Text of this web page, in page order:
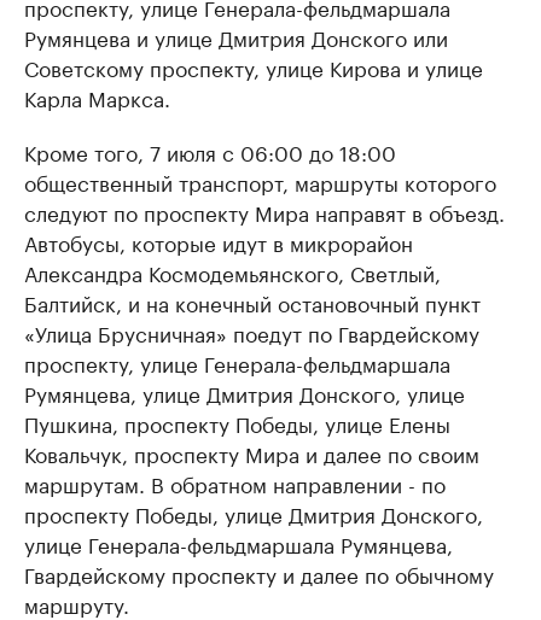
Румянцева и улице Дмитрия Донского или
Советскому проспекту, улице Кирова и улице
Карла Маркса.
Кроме того, 7 июля с 06:00 до 18:00
общественный транспорт, маршруты которого
следуют по проспекту Мира направят в объезд.
Автобусы, которые идут в микрорайон
Александра Космодемьянского, Светлый,
Балтийск, и на конечный остановочный пункт
«Улица Брусничная» поедут по Гвардейскому
проспекту, улице Генерала-фельдмаршала
Румянцева, улице Дмитрия Донского, улице
Пушкина, проспекту Победы, улице Елены
Ковальчук, проспекту Мира и далее по своим
маршрутам. В обратном направлении - по
проспекту Победы, улице Дмитрия Донского,
улице Генерала-фельдмаршала Румянцева,
Гвардейскому проспекту и далее по обычному
маршруту.